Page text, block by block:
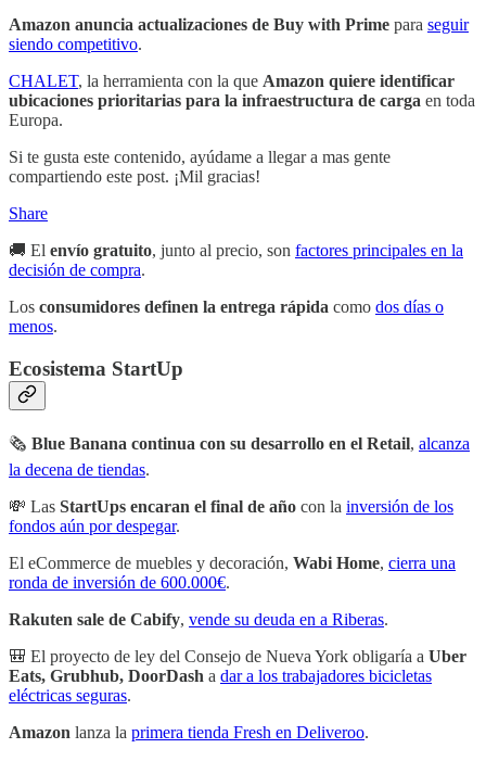
Amazon anuncia actualizaciones de Buy with Prime para seguir
siendo competitivo.
CHALET, la herramienta con la que Amazon quiere identificar
ubicaciones prioritarias para la infraestructura de carga en toda
Europa.
Si te gusta este contenido, ayúdame a llegar a mas gente
compartiendo este post. ¡Mil gracias!
Share
🚚 El envío gratuito, junto al precio, son factores principales en la
decisión de compra.
Los consumidores definen la entrega rápida como dos días o
menos.
Ecosistema StartUp
🗞 Blue Banana continua con su desarrollo en el Retail, alcanza
la decena de tiendas.
💸 Las StartUps encaran el final de año con la inversión de los
fondos aún por despegar.
El eCommerce de muebles y decoración, Wabi Home, cierra una
ronda de inversión de 600.000€.
Rakuten sale de Cabify, vende su deuda en a Riberas.
🎒 El proyecto de ley del Consejo de Nueva York obligaría a Uber
Eats, Grubhub, DoorDash a dar a los trabajadores bicicletas
eléctricas seguras.
Amazon lanza la primera tienda Fresh en Deliveroo.